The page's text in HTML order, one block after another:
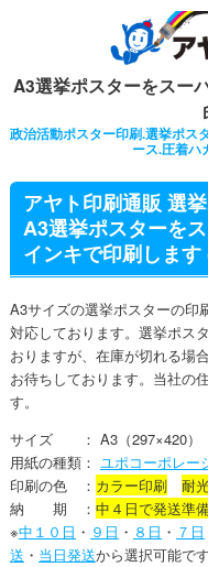
A3選挙ポスターをスー
政治活動ポスター印刷.選挙ポス
ース.圧着ハ
アヤト印刷通販 選
A3選挙ポスターを
インキで印刷しま
A3サイズの選挙ポスターの印
対応しております。選挙ポス
おりますが、在庫が切れる場
お待ちしております。当社の
す。
サイズ ： A3（297×420）
用紙の種類： ユポコーポレー
印刷の色 ： カラー印刷
耐
納 期 ： 中４日で発送準
※中１０日 ・ ９日 ・ ８日 ・ ７日
送 ・ 当日発送から選択可能で